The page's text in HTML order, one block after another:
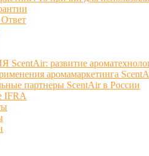
развитие
аромамаркетинга
партнеры ScentAir в России
IFRA